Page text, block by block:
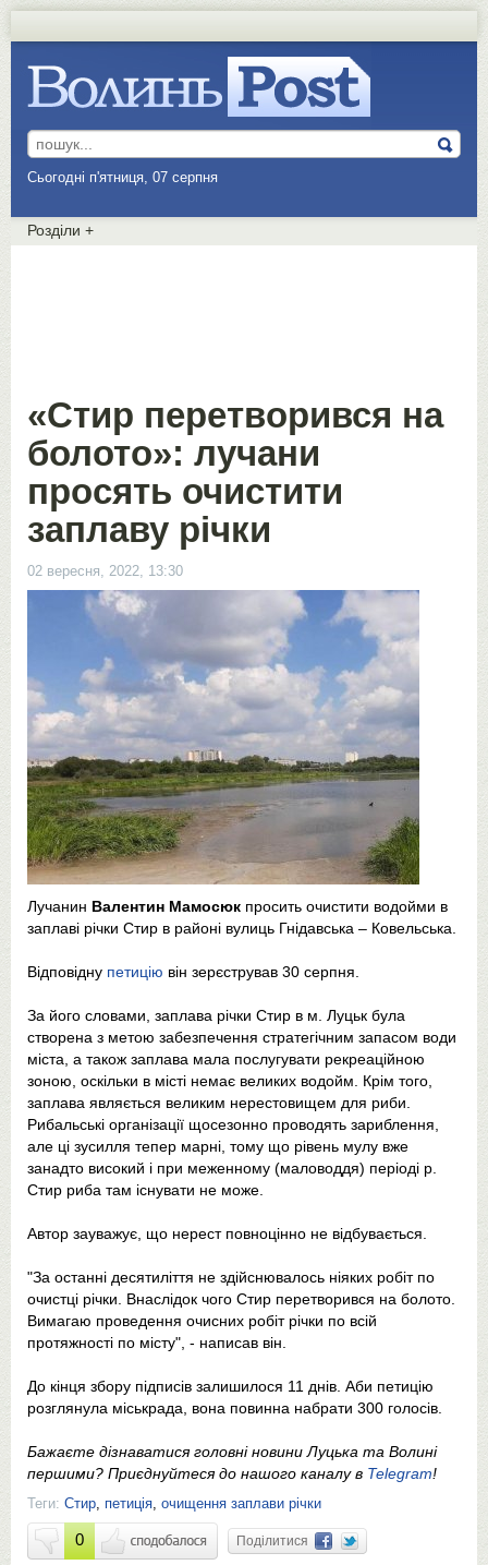
Сьогодні п'ятниця, 07 серпня
Розділи +
«Стир перетворився на
болото»: лучани
просять очистити
заплаву річки
02 вересня, 2022, 13:30
Лучанин Валентин Мамосюк просить очистити водойми в
заплаві річки Стир в районі вулиць Гнідавська – Ковельська.
Відповідну петицію він зерєстрував 30 серпня.
За його словами, заплава річки Стир в м. Луцьк була
створена з метою забезпечення стратегічним запасом води
міста, а також заплава мала послугувати рекреаційною
зоною, оскільки в місті немає великих водойм. Крім того,
заплава являється великим нерестовищем для риби.
Рибальські організації щосезонно проводять зариблення,
але ці зусилля тепер марні, тому що рівень мулу вже
занадто високий і при меженному (маловоддя) періоді р.
Стир риба там існувати не може.
Автор зауважує, що нерест повноцінно не відбувається.
"За останні десятиліття не здійснювалось ніяких робіт по
очистці річки. Внаслідок чого Стир перетворився на болото.
Вимагаю проведення очисних робіт річки по всій
протяжності по місту", - написав він.
До кінця збору підписів залишилося 11 днів. Аби петицію
розглянула міськрада, вона повинна набрати 300 голосів.
Бажаєте дізнаватися головні новини Луцька та Волині
першими? Приєднуйтеся до нашого каналу в Telegram!
Теги: Стир, петиція, очищення заплави річки
0 Поділитися